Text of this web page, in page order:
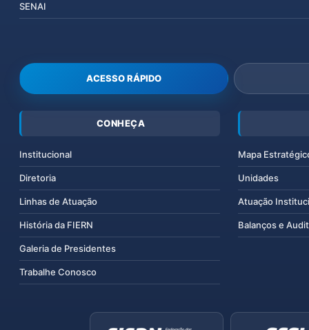
SENAI
ACESSO RÁPIDO
CONHEÇA
Institucional
Diretoria
Linhas de Atuação
História da FIERN
Galeria de Presidentes
Trabalhe Conosco
Mapa
Unidades
Atuação
Balanços e